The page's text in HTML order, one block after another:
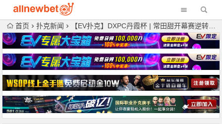
首页 扑克新闻 【EV扑克】DXPC丹霞杯 | 常田甜开幕赛逆转登顶，多名巾帼力量展现温柔与强劲！首届亚军女神温祖仪重返赛场